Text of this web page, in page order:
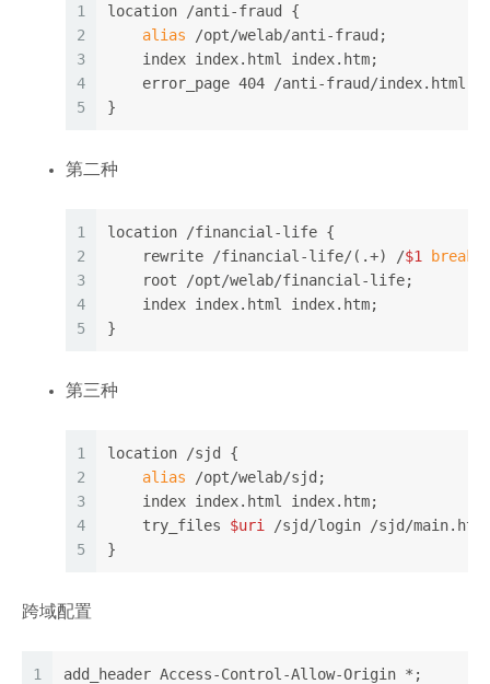
1
2
3
4
5
location /anti-fraud {
alias /opt/welab/anti-fraud;
    index index.html index.htm;
    error_page 404 /anti-fraud/index.html;
}
第二种
1
2
3
4
5
location /financial-life {
    rewrite /financial-life/(.+) /
$1 break
    root /opt/welab/financial-life;
    index index.html index.htm;
}
第三种
1
2
3
4
5
location /sjd {
alias /opt/welab/sjd;
    index index.html index.htm;
    try_files
$uri
/sjd/login /sjd/
}
跨域配置
1
add_header Access-Control-Allow-Origin *;